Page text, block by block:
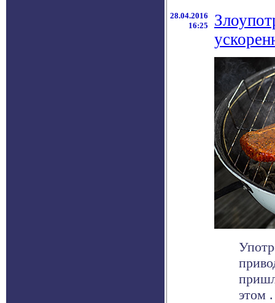
28.04.2016
16:25
этом